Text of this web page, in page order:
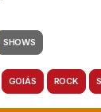
SHOWS
GOIÁS ROCK